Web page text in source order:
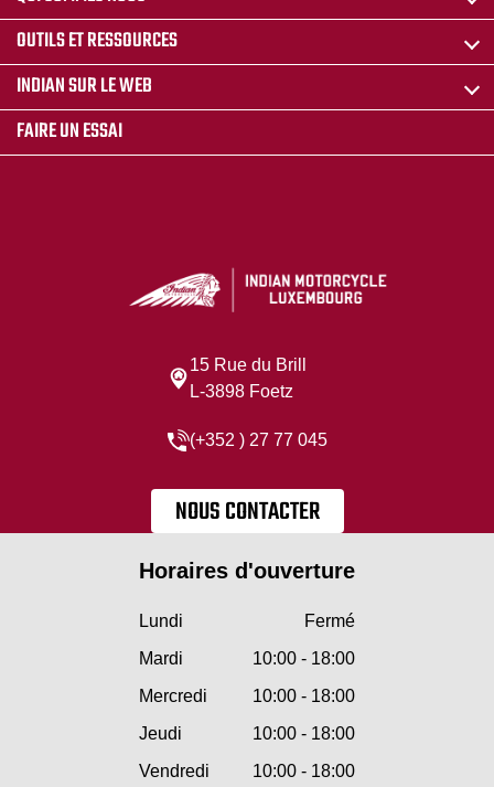
OUTILS ET RESSOURCES
INDIAN SUR LE WEB
FAIRE UN ESSAI
15 Rue du Brill
L-3898 Foetz
(+352 ) 27 77 045
NOUS CONTACTER
Horaires d'ouverture
Lundi
Fermé
Mardi
10:00 - 18:00
Mercredi
10:00 - 18:00
Jeudi
10:00 - 18:00
Vendredi
10:00 - 18:00